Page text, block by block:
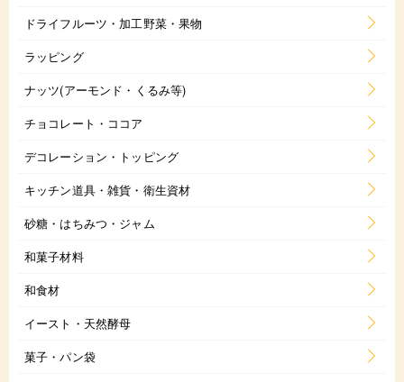
ドライフルーツ・加工野菜・果物
ラッピング
ナッツ(アーモンド・くるみ等)
チョコレート・ココア
デコレーション・トッピング
キッチン道具・雑貨・衛生資材
砂糖・はちみつ・ジャム
和菓子材料
和食材
イースト・天然酵母
菓子・パン袋